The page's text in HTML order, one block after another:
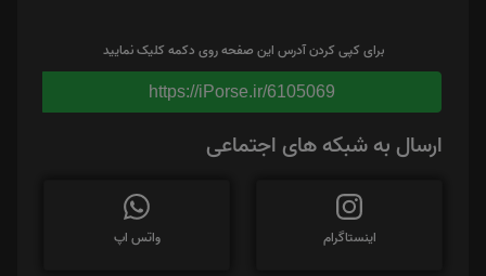
برای کپی کردن آدرس این صفحه روی دکمه کلیک نمایید
https://iPorse.ir/6105069
ارسال به شبکه های اجتماعی
اینستاگرام واتس اپ